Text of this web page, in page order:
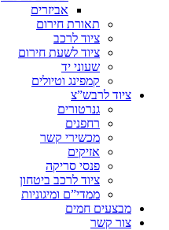
אביזרים
תאורת חירום
ציוד לרכב
ציוד לשעת חירום
שעוני יד
קמפינג וטיולים
ציוד לרבש”צ
גנרטורים
רחפנים
מכשירי קשר
אזיקים
פנסי סריקה
ציוד לרכב ביטחון
ממדי”ם ומיגוניות
מבצעים חמים
צור קשר